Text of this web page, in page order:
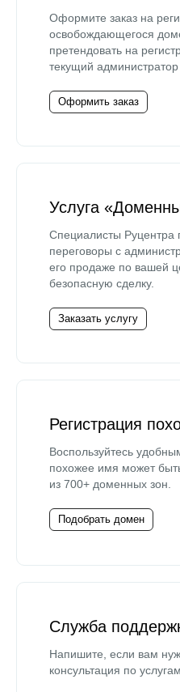
Оформите заказ на
освобождающегося
претендовать на
текущий администратор
Оформить заказ
Услуга
Специалисты Руцентра
переговоры с
его продаже по вашей
безопасную сделку.
Заказать услугу
Регистрация
Воспользуйтесь
похожее имя может
из 700+ доменных зон.
Подобрать домен
Служба
Напишите, если вам
консультация по услугам.